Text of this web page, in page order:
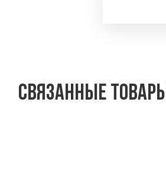
Связанные